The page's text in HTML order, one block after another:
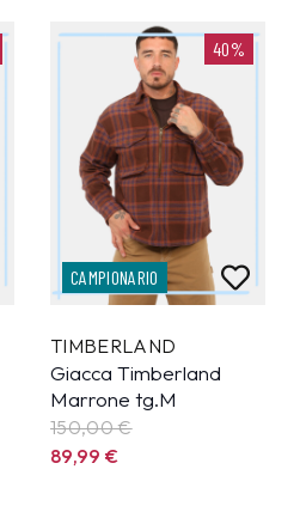
40%
CAMPIONARIO
TIMBERLAND
Giacca Timberland
Marrone tg.M
150,00 €
89,99€